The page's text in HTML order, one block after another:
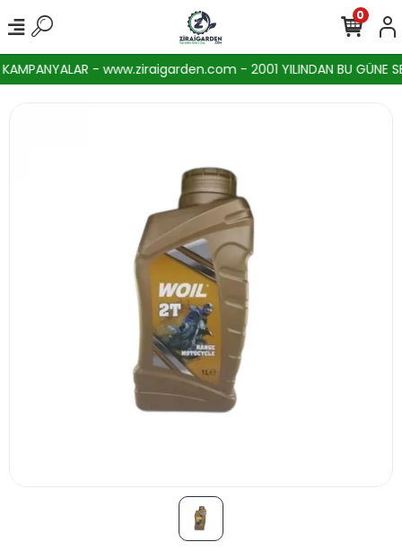
- www.ziraigarden.com - 2001 YILINDAN BU GÜNE
0